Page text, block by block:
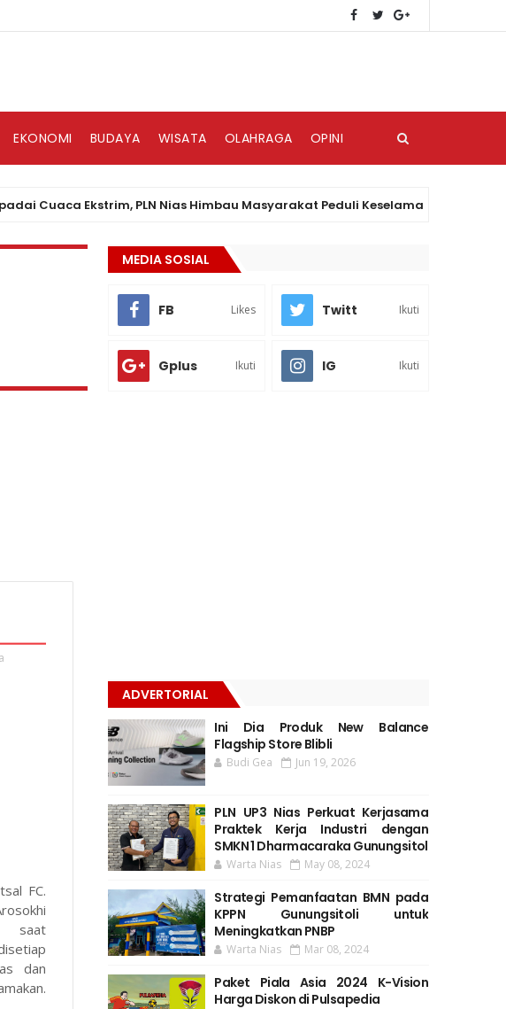
EKONOMI BUDAYA WISATA OLAHRAGA OPINI
Ekstrim, PLN Nias Himbau Masyarakat Peduli Keselamatan Kelistrikan
FC.
saat
dan
MEDIA SOSIAL
FB Likes Twitt Ikuti
Gplus Ikuti IG Ikuti
ADVERTORIAL
Ini Dia Produk New Balance
Flagship Store Blibli
Budi Gea Jun 19, 2026
PLN UP3 Nias Perkuat Kerjasama
Praktek Kerja Industri dengan
SMKN 1 Dharmacaraka Gunungsitol
Warta Nias May 08, 2024
Strategi Pemanfaatan BMN pada
KPPN Gunungsitoli untuk
Meningkatkan PNBP
Warta Nias Mar 08, 2024
Paket Piala Asia 2024 K-Vision
Harga Diskon di Pulsapedia